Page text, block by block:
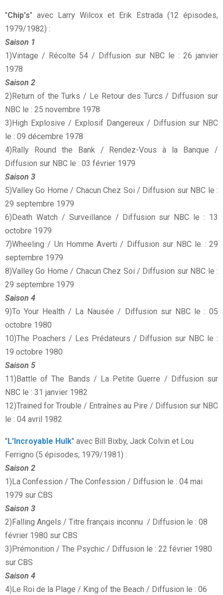
"Chip's" avec Larry Wilcox et Erik Estrada (12 épisodes,
1979/1982) :
Saison 1
1)Vintage / Récolte 54 / Diffusion sur NBC le : 26 janvier
1978
Saison 2
2)Return of the Turks / Le Retour des Turcs / Diffusion sur
NBC le : 25 novembre 1978
3)High Explosive / Explosif Dangereux / Diffusion sur NBC
le : 09 décembre 1978
4)Rally Round the Bank / Rendez-Vous à la Banque /
Diffusion sur NBC le : 03 février 1979
Saison 3
5)Valley Go Home / Chacun Chez Soi / Diffusion sur NBC le :
29 septembre 1979
6)Death Watch / Surveillance / Diffusion sur NBC le : 13
octobre 1979
7)Wheeling / Un Homme Averti / Diffusion sur NBC le : 29
septembre 1979
8)Valley Go Home / Chacun Chez Soi / Diffusion sur NBC le :
29 septembre 1979
Saison 4
9)To Your Health / La Nausée / Diffusion sur NBC le : 05
octobre 1980
10)The Poachers / Les Prédateurs / Diffusion sur NBC le :
19 octobre 1980
Saison 5
11)Battle of The Bands / La Petite Guerre / Diffusion sur
NBC le : 31 janvier 1982
12)Trained for Trouble / Entraînes au Pire / Diffusion sur NBC
le : 04 avril 1982
"L'Incroyable Hulk" avec Bill Bixby, Jack Colvin et Lou
Ferrigno (5 épisodes, 1979/1981) :
Saison 2
1)La Confession / The Confession / Diffusion le : 04 mai
1979 sur CBS
Saison 3
2)Falling Angels / Titre français inconnu / Diffusion le : 08
février 1980 sur CBS
3)Prémonition / The Psychic / Diffusion le : 22 février 1980
sur CBS
Saison 4
4)Le Roi de la Plage / King of the Beach / Diffusion le : 06